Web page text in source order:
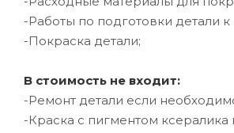
-Работы по подготовки детали к
-Покраска детали;
В стоимость не входит:
-Ремонт детали если
-Краска с пигментом ксералика